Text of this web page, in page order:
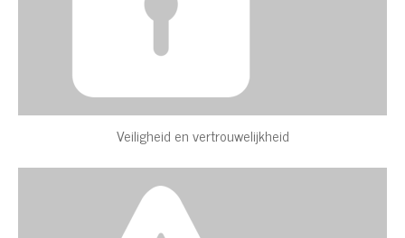
Veiligheid en vertrouwelijkheid